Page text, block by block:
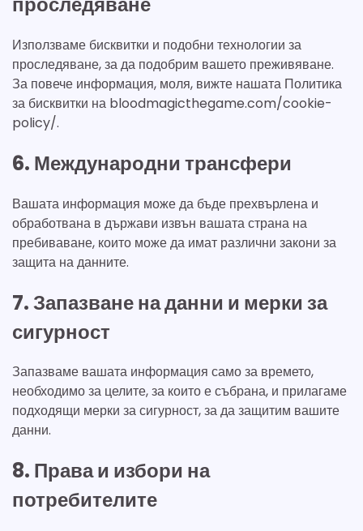
Използваме бисквитки и подобни технологии за
проследяване, за да подобрим вашето преживяване.
За повече информация, моля, вижте нашата Политика
за бисквитки на bloodmagicthegame.com/cookie-
policy/.
6. Международни трансфери
Вашата информация може да бъде прехвърлена и
обработвана в държави извън вашата страна на
пребиваване, които може да имат различни закони за
защита на данните.
7. Запазване на данни и мерки за
сигурност
Запазваме вашата информация само за времето,
необходимо за целите, за които е събрана, и прилагаме
подходящи мерки за сигурност, за да защитим вашите
данни.
8. Права и избори на
потребителите